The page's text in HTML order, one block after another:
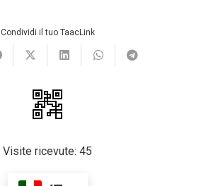
Condividi il tuo TaacLink
Visite ricevute: 45